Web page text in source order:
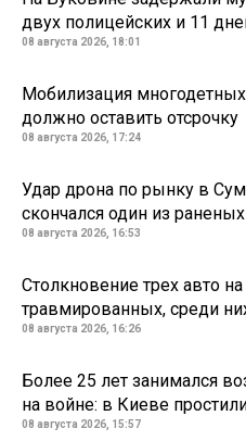
двух полицейских и 11
08 августа 2026, 18:01
Мобилизация
должно оставить отсрочку
08 августа 2026, 17:24
Удар дрона по рынку в
скончался один из раненых
08 августа 2026, 16:53
Столкновение трех авто
травмированных, среди
08 августа 2026, 16:26
Более 25 лет занимался
на войне: в Киеве
08 августа 2026, 15:57